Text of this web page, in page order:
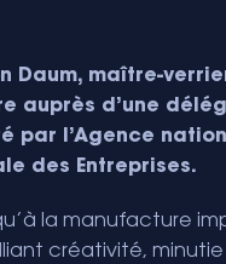
Daum, maître-
auprès d’une
par l’Agence
des Entreprises.
la manufacture
créativité,